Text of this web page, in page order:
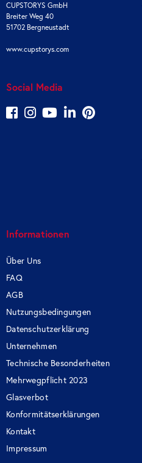
CUPSTORYS GmbH
Breiter Weg 40
51702 Bergneustadt
www.cupstorys.com
Social Media
Informationen
Über Uns
FAQ
AGB
Nutzungsbedingungen
Datenschutzerklärung
Unternehmen
Technische Besonderheiten
Mehrwegpflicht 2023
Glasverbot
Konformitätserklärungen
Kontakt
Impressum